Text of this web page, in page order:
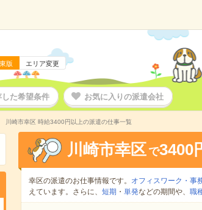
版 エリア変更
した希望条件 お気に入りの派遣会社
川崎市幸区 時給3400円以上の派遣の仕事一覧
川崎市幸区 で3400
幸区の派遣のお仕事情報です。 オフィスワーク・事
えています。さらに、 短期 ・ 単発などの期間や、 職